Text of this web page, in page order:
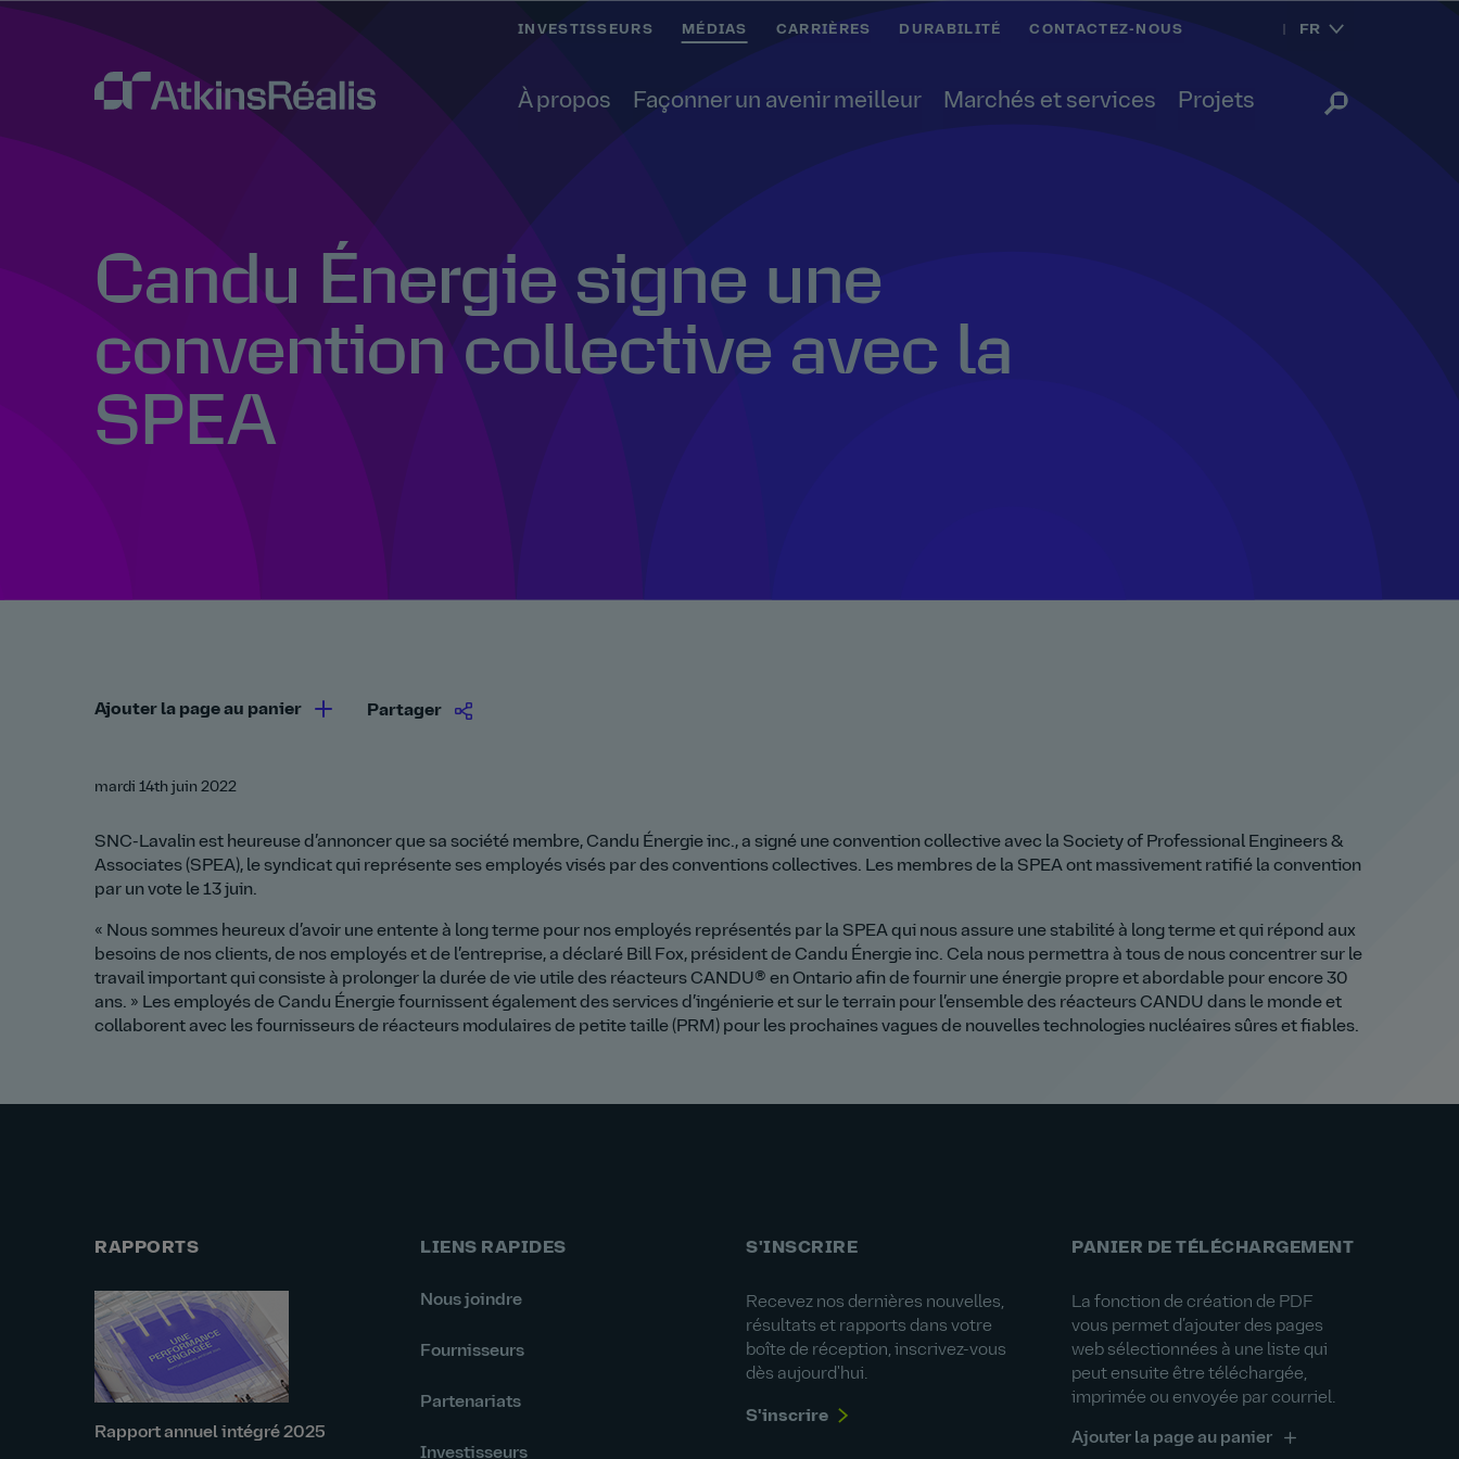
À propos Façonner un avenir meilleur Marchés et services Projets
INVESTISSEURS MÉDIAS CARRIÈRES DURABILITÉ CONTACTEZ-NOUS FR
Candu Énergie signe une
convention collective avec la
SPEA
Ajouter la page au panier Partager
mardi 14th juin 2022
SNC-Lavalin est heureuse d’annoncer que sa société membre, Candu Énergie inc., a signé une convention collective avec la Society of Professional Engineers &
Associates (SPEA), le syndicat qui représente ses employés visés par des conventions collectives. Les membres de la SPEA ont massivement ratifié la convention
par un vote le 13 juin.
« Nous sommes heureux d’avoir une entente à long terme pour nos employés représentés par la SPEA qui nous assure une stabilité à long terme et qui répond aux
besoins de nos clients, de nos employés et de l’entreprise, a déclaré Bill Fox, président de Candu Énergie inc. Cela nous permettra à tous de nous concentrer sur le
travail important qui consiste à prolonger la durée de vie utile des réacteurs CANDU® en Ontario afin de fournir une énergie propre et abordable pour encore 30
ans. » Les employés de Candu Énergie fournissent également des services d’ingénierie et sur le terrain pour l’ensemble des réacteurs CANDU dans le monde et
collaborent avec les fournisseurs de réacteurs modulaires de petite taille (PRM) pour les prochaines vagues de nouvelles technologies nucléaires sûres et fiables.
RAPPORTS
Rapport annuel intégré 2025
LIENS RAPIDES
Nous joindre
Fournisseurs
Partenariats
Investisseurs
S'INSCRIRE
Recevez nos dernières nouvelles,
résultats et rapports dans votre
boîte de réception, inscrivez-vous
dès aujourd'hui.
S'inscrire
PANIER DE TÉLÉCHARGEMENT
La fonction de création de PDF
vous permet d’ajouter des pages
web sélectionnées à une liste qui
peut ensuite être téléchargée,
imprimée ou envoyée par courriel.
Ajouter la page au panier